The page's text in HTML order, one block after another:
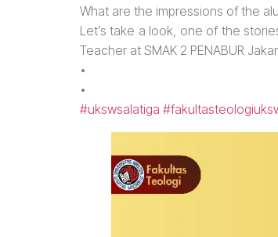
What are the impressions of the
Let’s take a look, one of the
Teacher at SMAK 2 PENABUR
•
•
#ukswsalatiga